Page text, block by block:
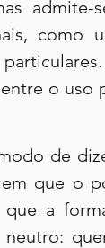
admite-
como
o uso
de
que o
a